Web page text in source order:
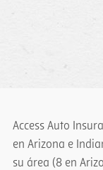
Access Auto
en Arizona e
su área (8 en